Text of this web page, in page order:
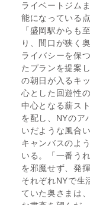
ライベートジム
能になっている
「盛岡駅からも
り、間口が狭く
ライバシーを保
たプランを提案
の朝日が入るキ
心とした回遊性
中心となる薪ス
を配し、NYのア
いだような風合
キャンバスのよ
いる。「一番う
を邪魔せず、発
それぞれNYで生
ていた奥さまは